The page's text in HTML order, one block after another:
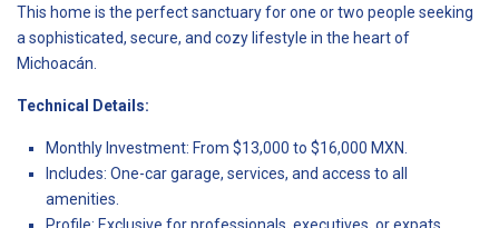
This home is the perfect sanctuary for one or two people seeking
a sophisticated, secure, and cozy lifestyle in the heart of
Michoacán.
Technical Details:
Monthly Investment: From $13,000 to $16,000 MXN.
Includes: One-car garage, services, and access to all
amenities.